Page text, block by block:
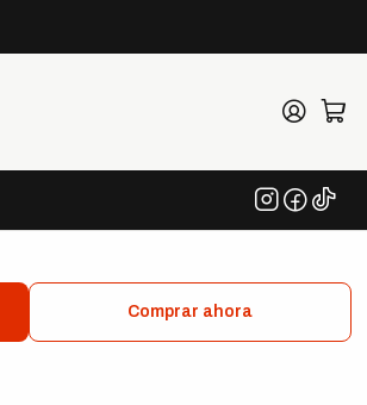
1 con
Profesional
Comprar ahora